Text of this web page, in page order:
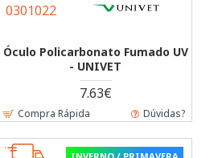
0301022
Óculo Policarbonato Fumado UV
- UNIVET
7.63€
Compra Rápida Dúvidas?